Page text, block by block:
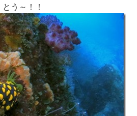
とう～！！